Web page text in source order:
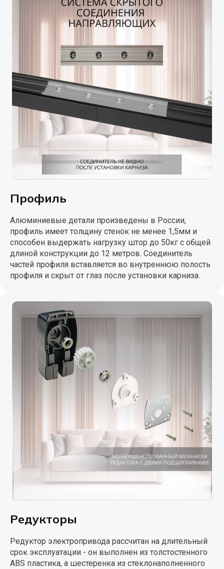
Профиль
Алюминиевые детали произведены в России,
профиль имеет толщину стенок не менее 1,5мм и
способен выдержать нагрузку штор до 50кг с общей
длиной конструкции до 12 метров. Соединитель
частей профиля вставляется во внутреннюю полость
профиля и скрыт от глаз после установки карниза.
Редукторы
Редуктор электропривода рассчитан на длительный
срок эксплуатации - он выполнен из толстостенного
ABS пластика, а шестеренка из стеклонаполненного